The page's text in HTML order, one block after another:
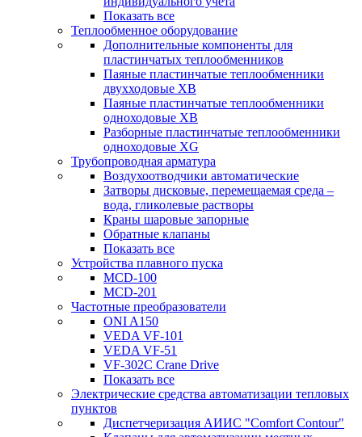
Показать все
Теплообменное оборудование
Дополнительные компоненты для
пластинчатых теплообменников
Паяные пластинчатые теплообменники
двухходовые XB
Паяные пластинчатые теплообменники
одноходовые ХВ
Разборные пластинчатые теплообменники
одноходовые ХG
Трубопроводная арматура
Воздухоотводчики автоматические
Затворы дисковые, перемещаемая среда –
вода, гликолевые растворы
Краны шаровые запорные
Обратные клапаны
Показать все
Устройства плавного пуска
MCD-100
MCD-201
Частотные преобразователи
ONI A150
VEDA VF-101
VEDA VF-51
VF-302C Crane Drive
Показать все
Электрические средства автоматизации тепловых
пунктов
Диспетчеризация АИИС "Comfort Contour"